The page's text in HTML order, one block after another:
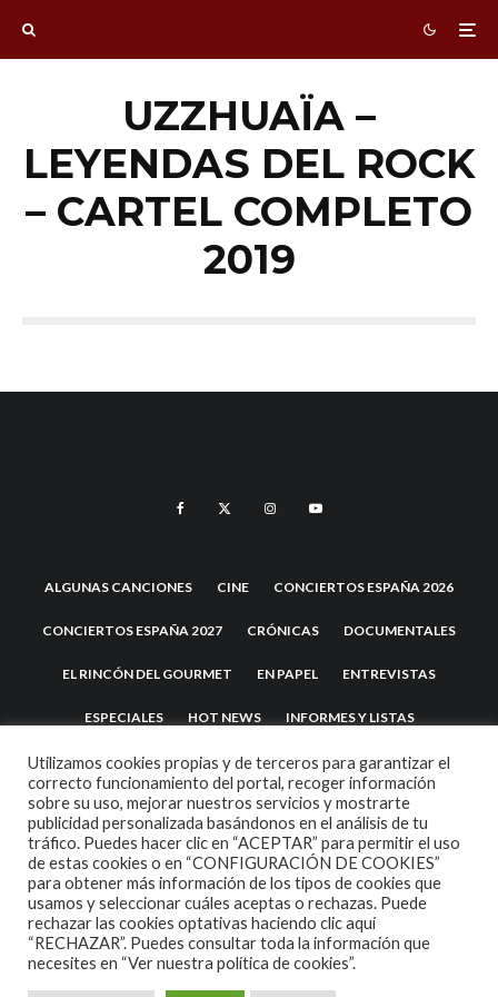
UZZHUAÏA –
LEYENDAS DEL ROCK
– CARTEL COMPLETO
2019
ALGUNAS CANCIONES CINE CONCIERTOS ESPAÑA 2026
CONCIERTOS ESPAÑA 2027 CRÓNICAS DOCUMENTALES
EL RINCÓN DEL GOURMET EN PAPEL ENTREVISTAS
ESPECIALES HOT NEWS INFORMES Y LISTAS
LA TRASTIENDA MIS DISCOS Y YO NOTICIAS OPINIÓN
REVIEWS TEATRO TU DISCO ME SUENA
Utilizamos cookies propias y de terceros para garantizar el
correcto funcionamiento del portal, recoger información
sobre su uso, mejorar nuestros servicios y mostrarte
publicidad personalizada basándonos en el análisis de tu
tráfico. Puedes hacer clic en “ACEPTAR” para permitir el uso
de estas cookies o en “CONFIGURACIÓN DE COOKIES”
para obtener más información de los tipos de cookies que
usamos y seleccionar cuáles aceptas o rechazas. Puede
rechazar las cookies optativas haciendo clic aquí
“RECHAZAR”. Puedes consultar toda la información que
necesites en “Ver nuestra política de cookies”.